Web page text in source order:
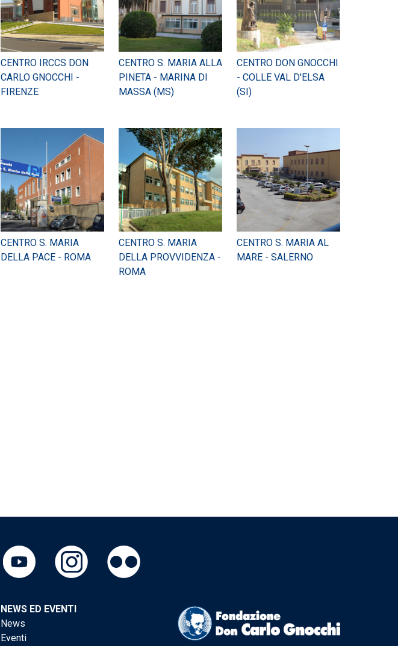
CENTRO IRCCS DON
CARLO GNOCCHI -
FIRENZE
CENTRO S. MARIA ALLA
PINETA - MARINA DI
MASSA (MS)
CENTRO DON GNOCCHI
- COLLE VAL D'ELSA
(SI)
CENTRO S. MARIA
DELLA PACE - ROMA
CENTRO S. MARIA
DELLA PROVVIDENZA -
ROMA
CENTRO S. MARIA AL
MARE - SALERNO
NEWS ED EVENTI
News
Eventi